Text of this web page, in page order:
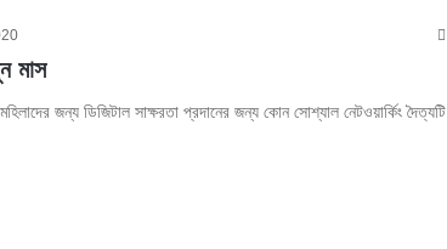
মাস
জন্য ডিজিটাল সাক্ষরতা প্রদানের জন্য কোন সোশ্যাল নেটওয়ার্কিং দৈত্যটি